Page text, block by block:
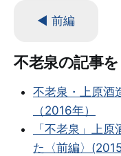
◀ 前編
不老泉の記事
不老泉・上原酒
（2016年）
「不老泉」上
た〈前編〉(2015